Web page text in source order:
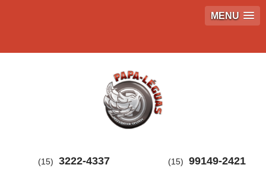
MENU
(15) 3222-4337 (15) 99149-2421